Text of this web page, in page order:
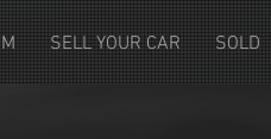
SELL YOUR CAR SOLD